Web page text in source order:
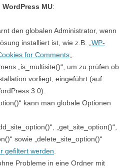
WordPress MU:
den globalen Administrator, wenn
installiert ist, wie z.B. „ WP-
for Comments
„is_multisite()“, um zu prüfen ob
vorliegt, eingeführt (auf
3.0).
kann man globale Optionen
„get_site_option()“,
sowie „delete_site_option()“
gefiltert werden
Probleme in eine Ordner mit